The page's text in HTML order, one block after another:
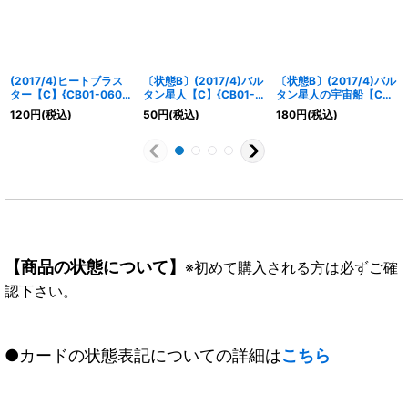
(2017/4)ヒートブラス
ター【C】{CB01-060}
《多》
120円(税込)
〔状態B〕(2017/4)バル
タン星人【C】{CB01-
026}《多》
50円(税込)
〔状態B〕(2017/4)バル
タン星人の宇宙船【C】
{CB01-054}《多》
180円(税込)
【商品の状態について】 ※初めて購入される方は必ずご確
認下さい。
●カードの状態表記についての詳細はこちら